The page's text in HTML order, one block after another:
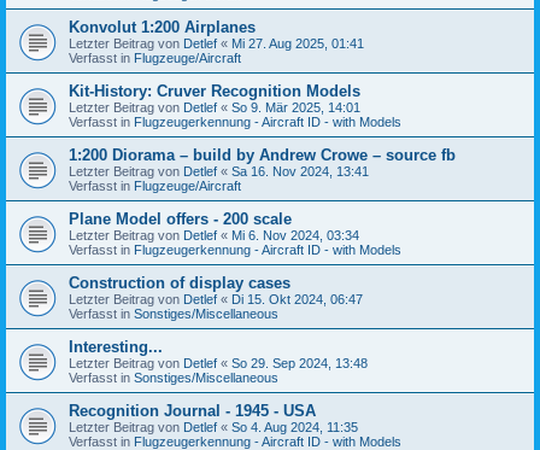
Konvolut 1:200 Airplanes
Letzter Beitrag von Detlef « Mi 27. Aug 2025, 01:41
Verfasst in Flugzeuge/Aircraft
Kit-History: Cruver Recognition Models
Letzter Beitrag von Detlef « So 9. Mär 2025, 14:01
Verfasst in Flugzeugerkennung - Aircraft ID - with Models
1:200 Diorama – build by Andrew Crowe – source fb
Letzter Beitrag von Detlef « Sa 16. Nov 2024, 13:41
Verfasst in Flugzeuge/Aircraft
Plane Model offers - 200 scale
Letzter Beitrag von Detlef « Mi 6. Nov 2024, 03:34
Verfasst in Flugzeugerkennung - Aircraft ID - with Models
Construction of display cases
Letzter Beitrag von Detlef « Di 15. Okt 2024, 06:47
Verfasst in Sonstiges/Miscellaneous
Interesting...
Letzter Beitrag von Detlef « So 29. Sep 2024, 13:48
Verfasst in Sonstiges/Miscellaneous
Recognition Journal - 1945 - USA
Letzter Beitrag von Detlef « So 4. Aug 2024, 11:35
Verfasst in Flugzeugerkennung - Aircraft ID - with Models